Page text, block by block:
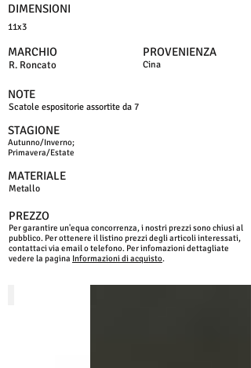
DIMENSIONI
11x3
MARCHIO
R. Roncato
PROVENIENZA
Cina
NOTE
Scatole espositorie assortite da 7
STAGIONE
Autunno/Inverno;
Primavera/Estate
MATERIALE
Metallo
PREZZO
Per garantire un'equa concorrenza, i nostri prezzi sono chiusi al
pubblico. Per ottenere il listino prezzi degli articoli interessati,
contattaci via email o telefono. Per infomazioni dettagliate
vedere la pagina Informazioni di acquisto.